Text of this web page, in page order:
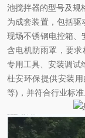
池搅拌器的型号及规
为成套装置，包括
现场不锈钢电控箱、
含电机防雨罩，要求
专用工具、安装调试
杜安环保提供安装
等) ，并符合行业标准